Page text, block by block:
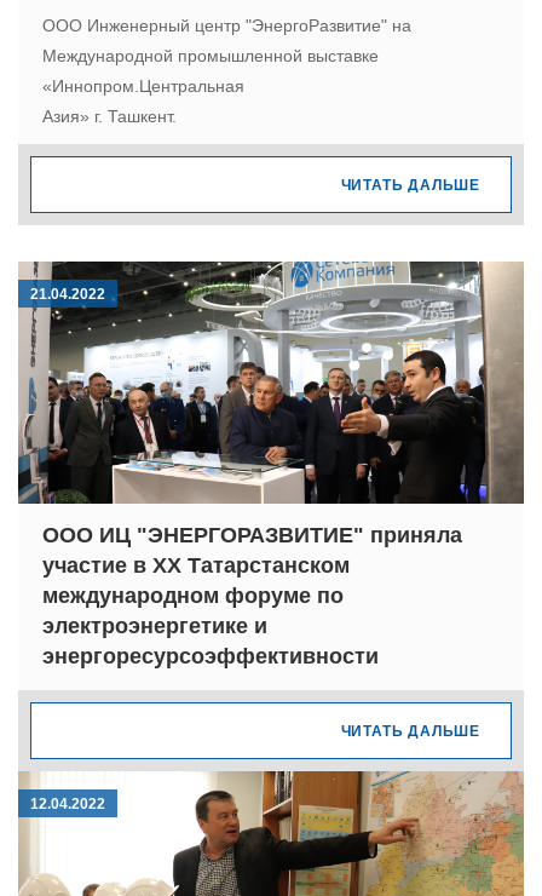
ООО Инженерный центр "ЭнергоРазвитие" на
Международной промышленной выставке
«Иннопром.Центральная
Азия» г. Ташкент.
ЧИТАТЬ ДАЛЬШЕ
21.04.2022
ООО ИЦ "ЭНЕРГОРАЗВИТИЕ" приняла
участие в XX Татарстанском
международном форуме по
электроэнергетике и
энергоресурсоэффективности
ЧИТАТЬ ДАЛЬШЕ
12.04.2022